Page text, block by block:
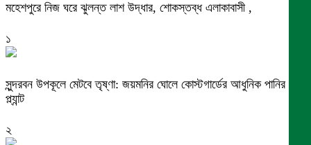
মহেশপুরে নিজ ঘরে ঝুলন্ত লাশ উদ্ধার, শোকস্তব্ধ এলাকাবাসী ,
১
সুন্দরবন উপকূলে মেটবে তৃষ্ণা: জয়মনির ঘোলে কোস্টগার্ডের আধুনিক পানির
প্ল্যান্ট
২